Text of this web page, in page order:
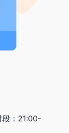
段：21:00-